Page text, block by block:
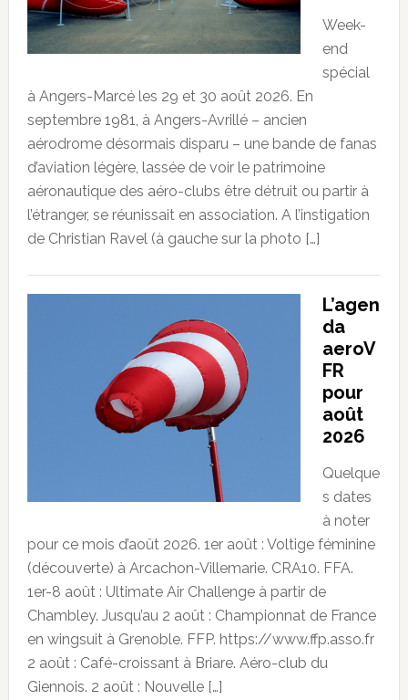
Week-
end
spécial
à Angers-Marcé les 29 et 30 août 2026. En
septembre 1981, à Angers-Avrillé – ancien
aérodrome désormais disparu – une bande de fanas
d’aviation légère, lassée de voir le patrimoine
aéronautique des aéro-clubs être détruit ou partir à
l’étranger, se réunissait en association. A l’instigation
de Christian Ravel (à gauche sur la photo […]
L’agen
da
aeroV
FR
pour
août
2026
Quelque
s dates
à noter
pour ce mois d’août 2026. 1er août : Voltige féminine
(découverte) à Arcachon-Villemarie. CRA10. FFA.
1er-8 août : Ultimate Air Challenge à partir de
Chambley. Jusqu’au 2 août : Championnat de France
en wingsuit à Grenoble. FFP. https://www.ffp.asso.fr
2 août : Café-croissant à Briare. Aéro-club du
Giennois. 2 août : Nouvelle […]